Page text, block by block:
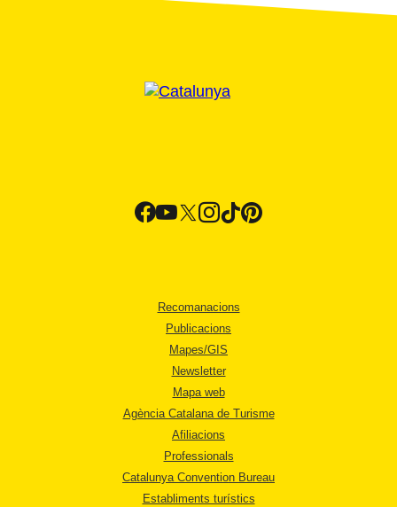
Recomanacions
Publicacions
Mapes/GIS
Newsletter
Mapa web
Agència Catalana de Turisme
Afiliacions
Professionals
Catalunya Convention Bureau
Establiments turístics